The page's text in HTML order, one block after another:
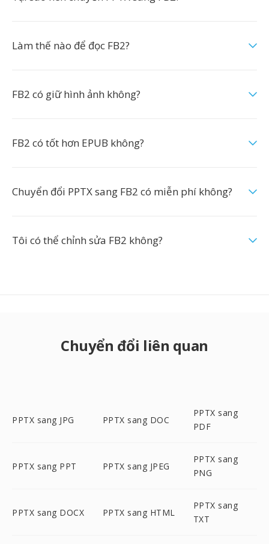
Làm thế nào để đọc FB2?
FB2 có giữ hình ảnh không?
FB2 có tốt hơn EPUB không?
Chuyển đổi PPTX sang FB2 có miễn phí không?
Tôi có thể chỉnh sửa FB2 không?
Chuyển đổi liên quan
PPTX sang JPG PPTX sang DOC
PPTX sang
PDF
PPTX sang PPT PPTX sang JPEG
PPTX sang
PNG
PPTX sang DOCX PPTX sang HTML
PPTX sang
TXT